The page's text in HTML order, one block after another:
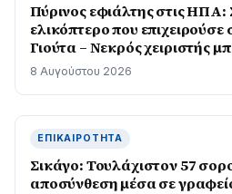
Πύρινος εφιάλτης στις ΗΠΑ:
ελικόπτερο που επιχειρούσε
Γιούτα – Νεκρός χειριστής
Όρεγκον
8 Αυγούστου 2026
ΕΠΙΚΑΙΡΌΤΗΤΑ
Σικάγο: Τουλάχιστον 57
αποσύνθεση μέσα σε